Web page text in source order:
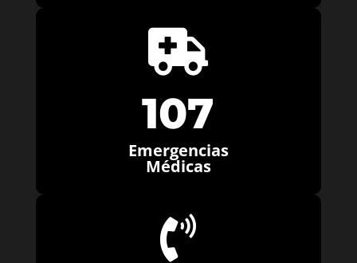

107
Emergencias
Médicas
